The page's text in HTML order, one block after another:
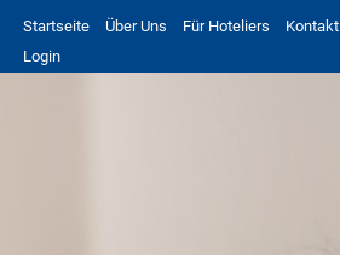
Startseite Über Uns Für Hoteliers
Kontakt
Login